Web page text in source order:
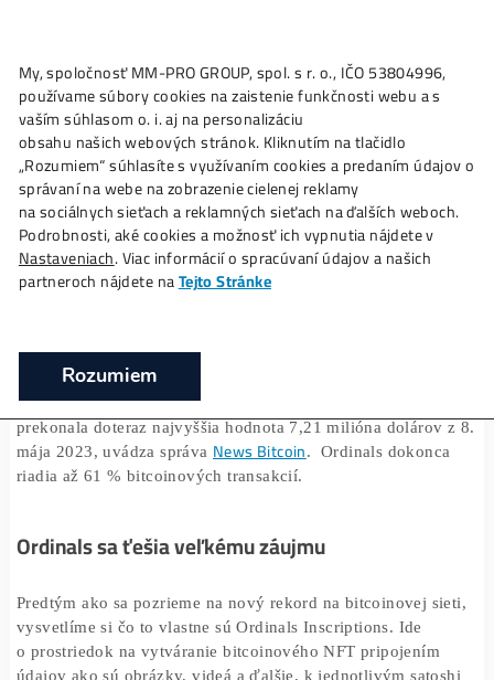
Ako toFunguje? Oplatí saŤažba? Zisky TU
Bitcoinoví ťažiari dosiahli rekordné
10 miliónov dolárov
Domov ❯ Články ❯ Bitcoinoví ťažiari dosiahli rekordné
miliónov dolárov
S rastúcou cenou Bitcoinu sa výrazne zvýšili aj poplatky
transakcie Ordinals. Dokonca sme boli svedkami
rekordného zisku ťažiarov 9,97 milióna dolárov, čím sa
prekonala doteraz najvyššia hodnota 7,21 milióna
riadia až 61 % bitcoinových transakcií.
Ordinals sa ťešia veľkému záujmu
My, spoločnosť MM-PRO GROUP, spol. s r. o., IČO
používame súbory cookies na zaistenie funkčnosti webu a
vaším súhlasom o. i. aj na personalizáciu
obsahu našich webových stránok. Kliknutím na tlačidlo
„Rozumiem“ súhlasíte s využívaním cookies a predaním
správaní na webe na zobrazenie cielenej reklamy
na sociálnych sieťach a reklamných sieťach na ďalších
Podrobnosti, aké cookies a možnosť ich vypnutia nájdete v
Nastaveniach. Viac informácií o spracúvaní údajov a našich
Rozumiem